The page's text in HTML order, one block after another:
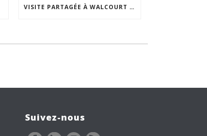
VISITE PARTAGÉE À WALCOURT : UNE DÉMARCHE PARTICIPATIVE ANIMÉE PAR ESPACE ENVIRONNEMENT
Suivez-nous